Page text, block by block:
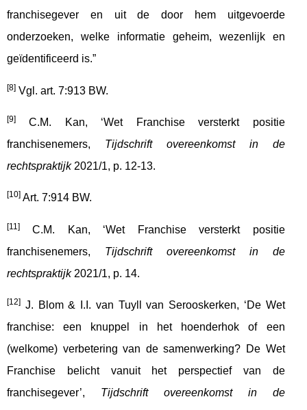
franchisegever en uit de door hem uitgevoerde
onderzoeken, welke informatie geheim, wezenlijk en
geïdentificeerd is.”
[8] Vgl. art. 7:913 BW.
[9]
C.M. Kan, ‘Wet Franchise versterkt positie
franchisenemers, Tijdschrift overeenkomst in de
rechtspraktijk 2021/1, p. 12-13.
[10] Art. 7:914 BW.
[11]
C.M. Kan, ‘Wet Franchise versterkt positie
franchisenemers, Tijdschrift overeenkomst in de
rechtspraktijk 2021/1, p. 14.
[12] J. Blom & I.I. van Tuyll van Serooskerken, ‘De Wet
franchise: een knuppel in het hoenderhok of een
(welkome) verbetering van de samenwerking? De Wet
Franchise belicht vanuit het perspectief van de
franchisegever’, Tijdschrift overeenkomst in de